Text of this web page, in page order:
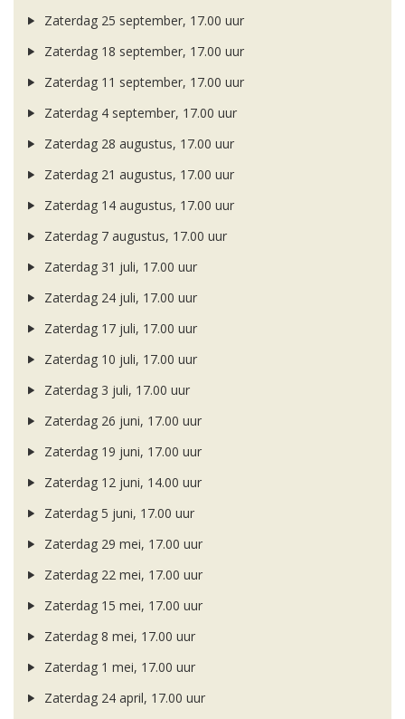
Zaterdag 25 september, 17.00 uur
Zaterdag 18 september, 17.00 uur
Zaterdag 11 september, 17.00 uur
Zaterdag 4 september, 17.00 uur
Zaterdag 28 augustus, 17.00 uur
Zaterdag 21 augustus, 17.00 uur
Zaterdag 14 augustus, 17.00 uur
Zaterdag 7 augustus, 17.00 uur
Zaterdag 31 juli, 17.00 uur
Zaterdag 24 juli, 17.00 uur
Zaterdag 17 juli, 17.00 uur
Zaterdag 10 juli, 17.00 uur
Zaterdag 3 juli, 17.00 uur
Zaterdag 26 juni, 17.00 uur
Zaterdag 19 juni, 17.00 uur
Zaterdag 12 juni, 14.00 uur
Zaterdag 5 juni, 17.00 uur
Zaterdag 29 mei, 17.00 uur
Zaterdag 22 mei, 17.00 uur
Zaterdag 15 mei, 17.00 uur
Zaterdag 8 mei, 17.00 uur
Zaterdag 1 mei, 17.00 uur
Zaterdag 24 april, 17.00 uur